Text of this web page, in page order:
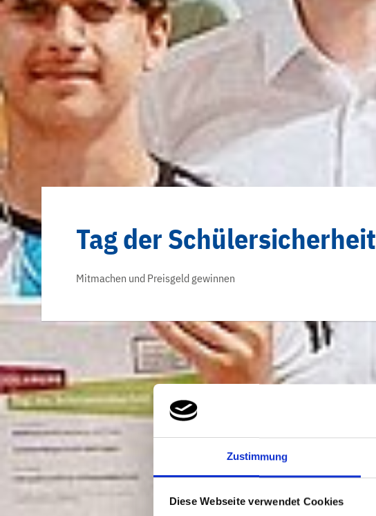
Zustimmung
Diese Webseite verwendet Cookies
Tag der Schülersicherheit
Mitmachen und Preisgeld gewinnen